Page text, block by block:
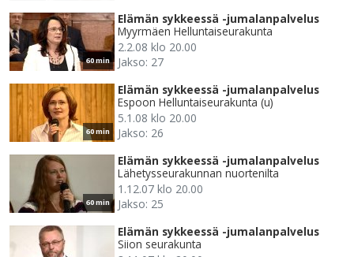
60 min
Elämän sykkeessä -jumalanpalvelus
Myyrmäen Helluntaiseurakunta
2.2.08 klo 20.00
Jakso: 27
60 min
Elämän sykkeessä -jumalanpalvelus
Espoon Helluntaiseurakunta (u)
5.1.08 klo 20.00
Jakso: 26
60 min
Elämän sykkeessä -jumalanpalvelus
Lähetysseurakunnan nuortenilta
1.12.07 klo 20.00
Jakso: 25
Elämän sykkeessä -jumalanpalvelus
Siion seurakunta